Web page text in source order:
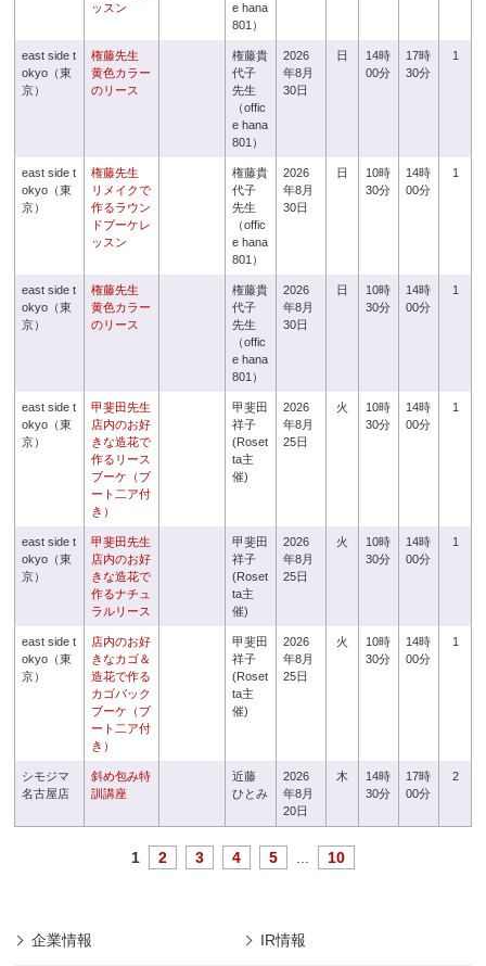
ッスン
e hana
801）
east side t
okyo（東
京）
権藤先生
黄色カラー
のリース
権藤貴
代子
先生
（offic
e hana
801）
2026
年8月
30日
日
14時
00分
17時
30分
1
east side t
okyo（東
京）
権藤先生
リメイクで
作るラウン
ドブーケレ
ッスン
権藤貴
代子
先生
（offic
e hana
801）
2026
年8月
30日
日
10時
30分
14時
00分
1
east side t
okyo（東
京）
権藤先生
黄色カラー
のリース
権藤貴
代子
先生
（offic
e hana
801）
2026
年8月
30日
日
10時
30分
14時
00分
1
east side t
okyo（東
京）
甲斐田先生
店内のお好
きな造花で
作るリース
ブーケ（ブ
ート二ア付
き）
甲斐田
祥子
(Roset
ta主
催)
2026
年8月
25日
火
10時
30分
14時
00分
1
east side t
okyo（東
京）
甲斐田先生
店内のお好
きな造花で
作るナチュ
ラルリース
甲斐田
祥子
(Roset
ta主
催)
2026
年8月
25日
火
10時
30分
14時
00分
1
east side t
okyo（東
京）
店内のお好
きなカゴ＆
造花で作る
カゴバック
ブーケ（ブ
ート二ア付
き）
甲斐田
祥子
(Roset
ta主
催)
2026
年8月
25日
火
10時
30分
14時
00分
1
シモジマ
名古屋店
斜め包み特
訓講座
近藤
ひとみ
2026
年8月
20日
木
14時
30分
17時
00分
2
1 2 3 4 5 10
企業情報 IR情報